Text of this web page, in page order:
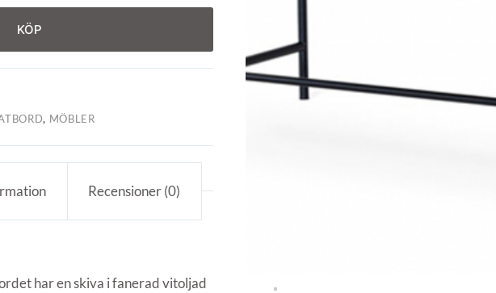
KÖP
, MÖBLER
Recensioner (0)
har en skiva i fanerad vitoljad